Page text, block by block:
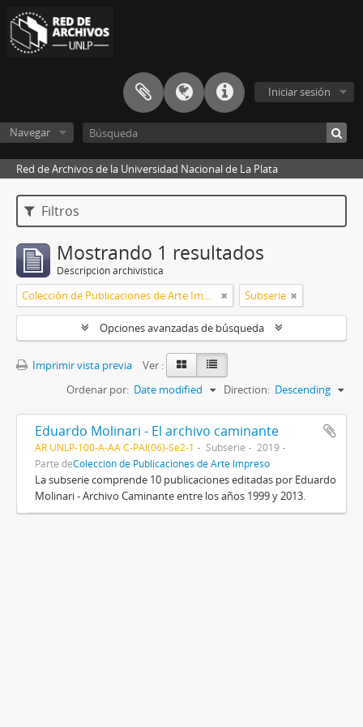
Iniciar sesión
Navegar
Red de Archivos de la Universidad Nacional de La Plata
Filtros
Mostrando 1 resultados
Descripción archivística
Colección de Publicaciones de Arte Impreso Subserie
Opciones avanzadas de búsqueda
Imprimir vista previa
Ver :
Ordenar por: Date modified Direction: Descending
Eduardo Molinari - El archivo caminante
AR UNLP-100-A-AA C-PAI(06)-Se2-1 Subserie
2019
Parte deColección de Publicaciones de Arte Impreso
La subserie comprende 10 publicaciones editadas por Eduardo
Molinari - Archivo Caminante entre los años 1999 y 2013.